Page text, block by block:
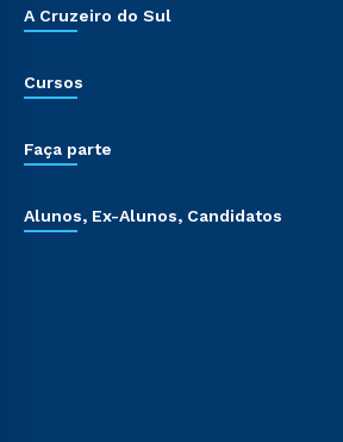
A Cruzeiro do Sul
Cursos
Faça parte
Alunos, Ex-Alunos, Candidatos